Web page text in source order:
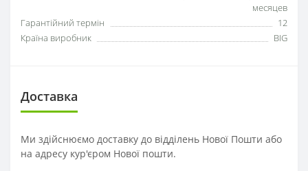
месяцев
Гарантійний термін
12
Країна виробник
BIG
Доставка
Ми здійснюємо доставку до відділень Нової Пошти або
на адресу кур'єром Нової пошти.